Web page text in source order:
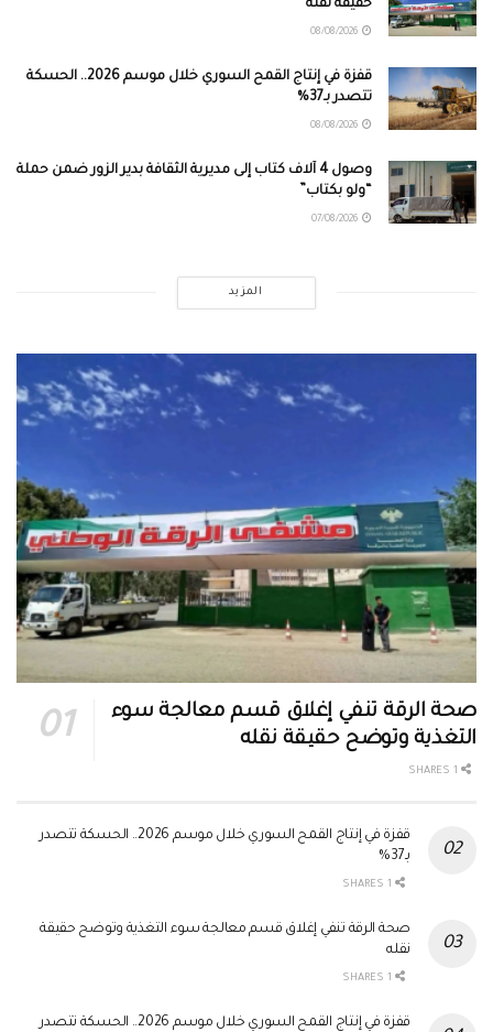
حقيقة نقله
قفزة في إنتاج القمح السوري خلال موسم 2026.. الحسكة
تتصدر بـ37%
وصول 4 آلاف كتاب إلى مديرية الثقافة بدير الزور ضمن حملة
“ولو بكتاب”
المزيد
صحة الرقة تنفي إغلاق قسم معالجة سوء
التغذية وتوضح حقيقة نقله
قفزة في إنتاج القمح السوري خلال موسم 2026.. الحسكة تتصدر
بـ37%
صحة الرقة تنفي إغلاق قسم معالجة سوء التغذية وتوضح حقيقة
نقله
قفزة في إنتاج القمح السوري خلال موسم 2026.. الحسكة تتصدر